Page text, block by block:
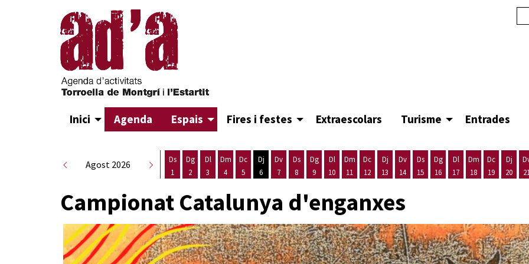
Inici Agenda Espais Fires i festes Extraescolars Turisme Entrades
Agost 2026
Ds
1
Dg
2
Dl
3
Dm
4
Dc
5
Dj
6
Dv
7
Ds
8
Dg
9
Dl
10
Dm
11
Dc
12
Dj
13
Dv
14
Ds
15
Dg
16
Dl
17
Dm
18
Dc
19
Dj
20
Campionat Catalunya d'enganxes